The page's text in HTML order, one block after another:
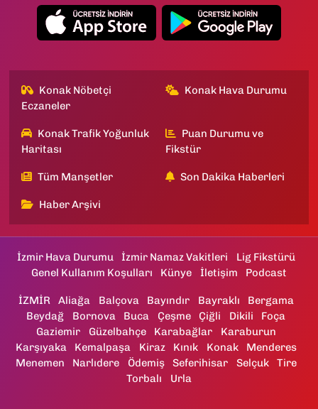
Konak Nöbetçi
Eczaneler
Konak Hava Durumu
Konak Trafik Yoğunluk
Haritası
Puan Durumu ve
Fikstür
Tüm Manşetler Son Dakika Haberleri
Haber Arşivi
İzmir Hava Durumu İzmir Namaz Vakitleri
Lig Fikstürü
Genel Kullanım Koşulları
Künye İletişim Podcast
İZMİR Aliağa Balçova Bayındır Bayraklı
Bergama
Beydağ
Bornova Buca Çeşme Çiğli Dikili
Foça
Gaziemir
Güzelbahçe Karabağlar
Karaburun
Karşıyaka
Kemalpaşa Kiraz Kınık Konak
Menderes
Menemen
Narlıdere Ödemiş Seferihisar Selçuk
Tire
Torbalı
Urla